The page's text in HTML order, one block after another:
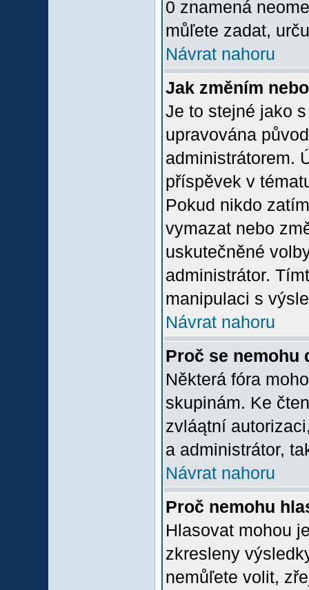
0 znamená
můľete zadat,
Návrat nahoru
Jak změním
Je to stejné jako
upravována
administrátorem.
příspěvek v
Pokud nikdo
vymazat nebo
uskutečněné
administrátor.
manipulaci s
Návrat nahoru
Proč se nemohu
Některá fóra
skupinám. Ke
zvláątní
a administrátor,
Návrat nahoru
Proč nemohu
Hlasovat mohou
zkresleny
nemůľete volit,